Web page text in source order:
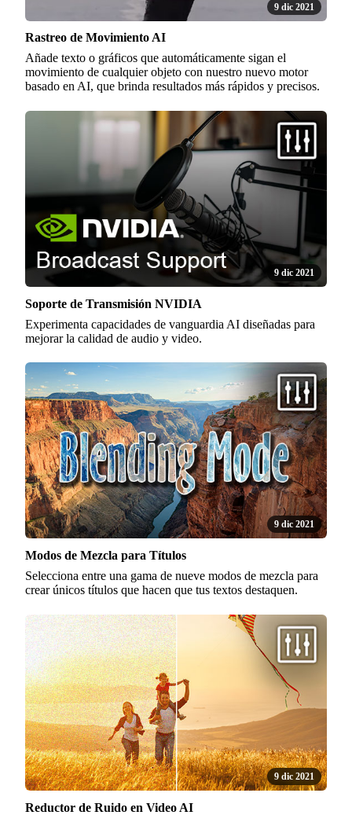
9 dic 2021
Rastreo de Movimiento AI
Añade texto o gráficos que automáticamente sigan el
movimiento de cualquier objeto con nuestro nuevo motor
basado en AI, que brinda resultados más rápidos y precisos.
9 dic 2021
Soporte de Transmisión NVIDIA
Experimenta capacidades de vanguardia AI diseñadas para
mejorar la calidad de audio y video.
9 dic 2021
Modos de Mezcla para Títulos
Selecciona entre una gama de nueve modos de mezcla para
crear únicos títulos que hacen que tus textos destaquen.
9 dic 2021
Reductor de Ruido en Video AI